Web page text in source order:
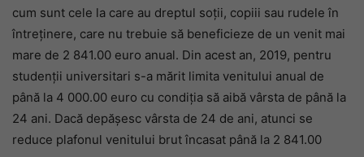
cum sunt cele la care au dreptul soții, copiii sau rudele în
întreținere, care nu trebuie să beneficieze de un venit mai
mare de 2 841.00 euro anual. Din acest an, 2019, pentru
studenții universitari s-a mărit limita venitului anual de
până la 4 000.00 euro cu condiția să aibă vârsta de până la
24 ani. Dacă depășesc vârsta de 24 de ani, atunci se
reduce plafonul venitului brut încasat până la 2 841.00